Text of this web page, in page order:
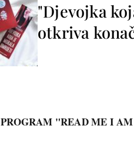
"Djevojka
otkriva
PROGRAM "READ ME I